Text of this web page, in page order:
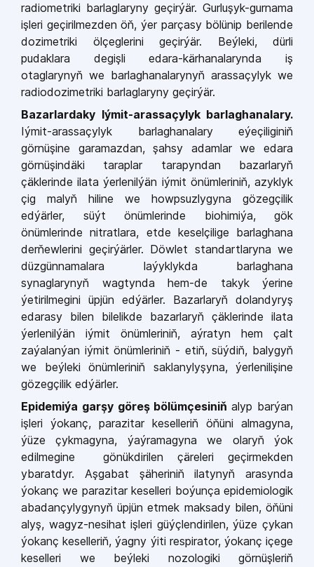
radiometriki barlaglaryny geçirýär. Gurluşyk-gurnama
işleri geçirilmezden öň, ýer parçasy bölünip berilende
dozimetriki ölçeglerini geçirýär. Beýleki, dürli
pudaklara degişli edara-kärhanalarynda iş
otaglarynyň we barlaghanalarynyň arassaçylyk we
radiodozimetriki barlaglaryny geçirýär.
Bazarlardaky Iýmit-arassaçylyk barlaghanalary.
Iýmit-arassaçylyk barlaghanalary eýeçiliginiň
görnüşine garamazdan, şahsy adamlar we edara
görnüşindäki taraplar tarapyndan bazarlaryň
çäklerinde ilata ýerlenilýän iýmit önümleriniň, azyklyk
çig malyň hiline we howpsuzlygyna gözegçilik
edýärler, süýt önümlerinde biohimiýa, gök
önümlerinde nitratlara, etde keselçilige barlaghana
derňewlerini geçirýärler. Döwlet standartlaryna we
düzgünnamalara laýyklykda barlaghana
synaglarynyň wagtynda hem-de takyk ýerine
ýetirilmegini üpjün edýärler. Bazarlaryň dolandyryş
edarasy bilen bilelikde bazarlaryň çäklerinde ilata
ýerlenilýän iýmit önümleriniň, aýratyn hem çalt
zaýalanýan iýmit önümleriniň - etiň, süýdiň, balygyň
we beýleki önümleriniň saklanylyşyna, ýerlenilişine
gözegçilik edýärler.
Epidemiýa garşy göreş bölümçesiniňalyp barýan
işleri ýokanç, parazitar keselleriň öňüni almagyna,
ýüze çykmagyna, ýaýramagyna we olaryň ýok
edilmegine gönükdirilen çäreleri geçirmekden
ybaratdyr. Aşgabat şäheriniň ilatynyň arasynda
ýokanç we parazitar keselleri boýunça epidemiologik
abadançylygynyň üpjün etmek maksady bilen, öňüni
alyş, wagyz-nesihat işleri güýçlendirilen, ýüze çykan
ýokanç keselleriň, ýagny ýiti respirator, ýokanç içege
keselleri we beýleki nozologiki görnüşleriň